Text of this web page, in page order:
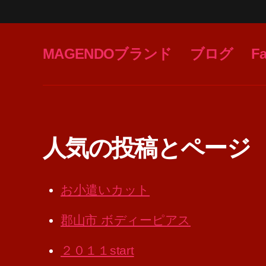
MAGENDOブランド ブログ
人気の投稿とページ
お小遣いカット
郡山市 ボディーピアス
２０１１start